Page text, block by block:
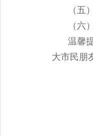
（五
（六
温馨
大市民朋